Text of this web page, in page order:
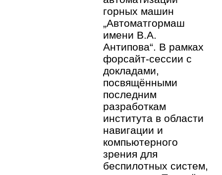
горных машин
„Автоматгормаш
имени В.А.
Антипова“. В рамках
форсайт‑сессии с
докладами,
посвящёнными
последним
разработкам
института в области
навигации и
компьютерного
зрения для
беспилотных систем,